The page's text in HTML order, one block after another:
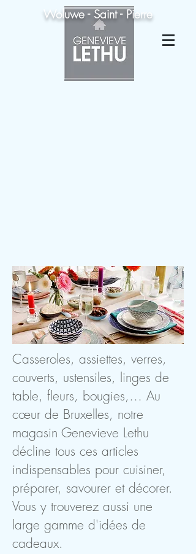
Woluwe - Saint - Pierre
Casseroles, assiettes, verres,
couverts, ustensiles, linges de
table, fleurs, bougies,… Au
cœur de Bruxelles, notre
magasin Genevieve Lethu
décline tous ces articles
indispensables pour cuisiner,
préparer, savourer et décorer.
Vous y trouverez aussi une
large gamme d'idées de
cadeaux.